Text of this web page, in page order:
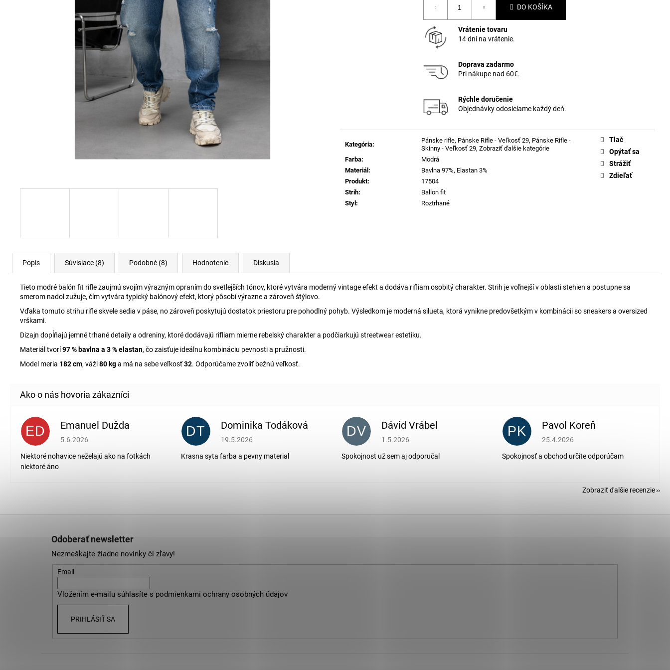
DO KOŠÍKA
Vrátenie tovaru
14 dní na vrátenie.
Doprava zadarmo
Pri nákupe nad 60€.
Rýchle doručenie
Objednávky odosielame každý deň.
Kategória:
Pánske rifle, Pánske Rifle - Veľkosť 29, Pánske Rifle -
Skinny - Veľkosť 29, Zobraziť ďalšie kategórie
Farba:
Modrá
Materiál:
Bavlna 97%, Elastan 3%
Produkt:
17504
Strih:
Ballon fit
Styl: Roztrhané
Tlač
Opýtať sa
Strážiť
Zdieľať
Popis Súvisiace (8) Podobné (8) Hodnotenie Diskusia
Tieto modré balón fit rifle zaujmú svojím výrazným opraním do svetlejších tónov, ktoré vytvára moderný vintage efekt a dodáva rifliam osobitý charakter. Strih je voľnejší v oblasti stehien a postupne sa
smerom nadol zužuje, čím vytvára typický balónový efekt, ktorý pôsobí výrazne a zároveň štýlovo.
Vďaka tomuto strihu rifle skvele sedia v páse, no zároveň poskytujú dostatok priestoru pre pohodlný pohyb. Výsledkom je moderná silueta, ktorá vynikne predovšetkým v kombinácii so sneakers a oversized
vrškami.
Dizajn dopĺňajú jemné trhané detaily a odreniny, ktoré dodávajú rifliam mierne rebelský charakter a podčiarkujú streetwear estetiku.
Materiál tvorí97 % bavlna a 3 % elastan, čo zaisťuje ideálnu kombináciu pevnosti a pružnosti.
Model meria 182 cm, váži80 kga má na sebe veľkosť32. Odporúčame zvoliť bežnú veľkosť.
ED Emanuel Dužda
Hodnotenie obchodu je 2 z 5 hviezdičiek.
5.6.2026
Niektoré nohavice neželajú ako na fotkách
niektoré áno
DT Dominika Todáková
Hodnotenie obchodu je 5 z 5 hviezdičiek.
19.5.2026
Krasna syta farba a pevny material
DV Dávid Vrábel
Hodnotenie obchodu je 5 z 5 hviezdičiek.
1.5.2026
Spokojnost už sem aj odporučal
PK Pavol Koreň
Hodnotenie obchodu je 5 z 5 hviezdičiek.
25.4.2026
Spokojnosť a obchod určite odporúčam
Zobraziť ďalšie recenzie
Odoberať newsletter
Nezmeškajte žiadne novinky či zľavy!
Email
Vložením e-mailu súhlasíte s podmienkami ochrany osobných údajov
PRIHLÁSIŤ SA